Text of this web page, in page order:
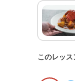
このレッ